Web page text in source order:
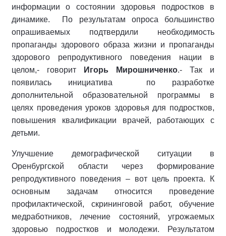
информации о состоянии здоровья подростков в
динамике. По результатам опроса большинство
опрашиваемых подтвердили необходимость
пропаганды здорового образа жизни и пропаганды
здорового репродуктивного поведения нации в
целом,- говорит
Игорь Мирошниченко.- Так и
появилась инициатива по разработке
дополнительной образовательной программы в
целях проведения уроков здоровья для подростков,
повышения квалификации врачей, работающих с
детьми.
Улучшение демографической ситуации в
Оренбургской области через формирование
репродуктивного поведения – вот цель проекта. К
основным задачам относится проведение
профилактической, скрининговой работ, обучение
медработников, лечение состояний, угрожаемых
здоровью подростков и молодежи. Результатом